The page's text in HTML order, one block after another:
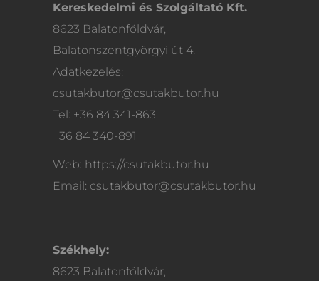
Kereskedelmi és Szolgáltató Kft.
8623 Balatonföldvár,
Balatonszentgyörgyi út 4.
Adatkezelés:
csutakbutor@csutakbutor.hu
Tel: +36 84 341-863
+36 84 340-891
Web: https://csutakbutor.hu
Email: csutakbutor@csutakbutor.hu
Székhely:
8623 Balatonföldvár,